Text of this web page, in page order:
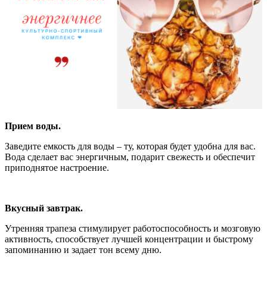
Прием воды.
Заведите емкость для воды – ту, которая будет удобна для вас.
Вода сделает вас энергичным, подарит свежесть и обеспечит
приподнятое настроение.
Вкусный завтрак.
Утренняя трапеза стимулирует работоспособность и мозговую
активность, способствует лучшей концентрации и быстрому
запоминанию и задает тон всему дню.